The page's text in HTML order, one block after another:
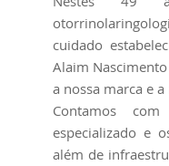
cuidado
Alaim
a nossa marca e
Contamos
especializado e
além de